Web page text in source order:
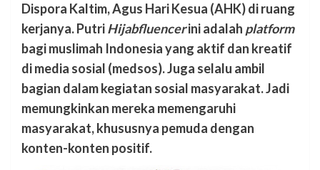
Dispora Kaltim, Agus Hari Kesua (AHK) di ruang
kerjanya. PutriHijabfluencerini adalah platform
bagi muslimah Indonesia yang aktif dan kreatif
di media sosial (medsos). Juga selalu ambil
bagian dalam kegiatan sosial masyarakat. Jadi
memungkinkan mereka memengaruhi
masyarakat, khususnya pemuda dengan
konten-konten positif.